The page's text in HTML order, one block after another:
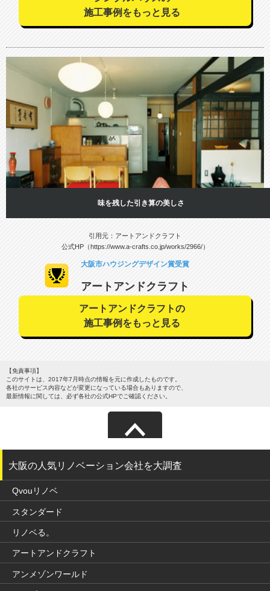
施工事例をもっと見る
味を残した引き算の美しさ
引用元：アートアンドクラフト
公式HP（https://www.a-crafts.co.jp/works/2966/）
大阪市ハウジングデザイン賞受賞
アートアンドクラフト
アートアンドクラフトの
施工事例をもっと見る
【免責事項】
このサイトは、2017年7月時点の情報を元に作成したものです。
各社のサービス内容などが変更になっている場合もありますので、
最新情報に関しては、必ず各社の公式HPでご確認ください。
大阪の人気リノベーション会社を大調査
Qvouリノベ
スタンダード
リノベる。
アートアンドクラフト
アンメゾンワールド